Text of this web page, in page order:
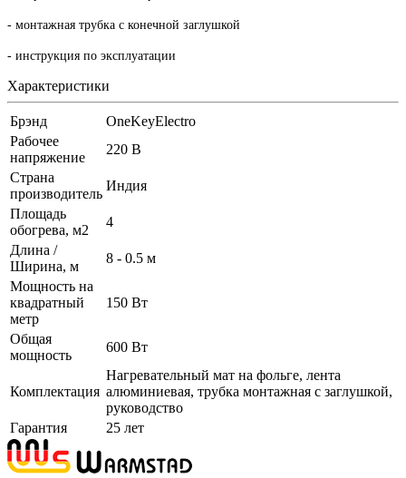
- монтажная трубка с конечной заглушкой
- инструкция по эксплуатации
Характеристики
Брэнд
OneKeyElectro
Рабочее
напряжение
220 В
Страна
производитель
Индия
Площадь
обогрева, м2
4
Длина /
Ширина, м
8 - 0.5 м
Мощность на
квадратный
метр
150 Вт
Общая
мощность
600 Вт
Комплектация
Нагревательный мат на фольге, лента
алюминиевая, трубка монтажная с заглушкой,
руководство
Гарантия
25 лет